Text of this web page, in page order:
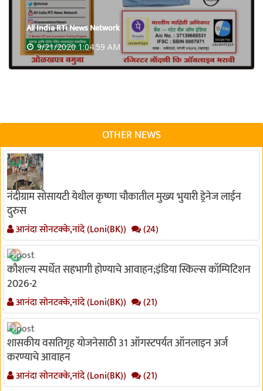
All India RTi News Network
9/21/2020 1:04:59 AM
OTHER NEWS
नंदीग्राम सोसायटी येथील कृष्णा चौकातील मुख्य भुयारी ड्रेनेज लाईन
दुरुस
आनंदा सोनटक्के,नांदे (Loni(BK)) (24)
कौशल्य स्पर्धेत सहभागी होण्याचे आवाहन;इंडिया स्किल्स कॉम्पिटिशन
2026-2
आनंदा सोनटक्के,नांदे (Loni(BK)) (21)
शासकीय वसतिगृह योजनेसाठी 31 ऑगस्टपर्यत ऑनलाइन अर्ज
करण्याचे आवाहन
आनंदा सोनटक्के,नांदे (Loni(BK)) (21)